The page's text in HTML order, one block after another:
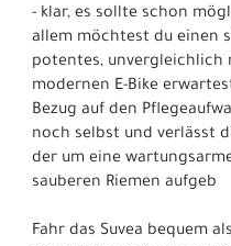
- klar, es sollte schon
allem möchtest du einen
potentes, unvergleichlich
modernen E-Bike
Bezug auf den
noch selbst und verlässt
der um eine
sauberen Riemen aufgeb
Fahr das Suvea bequem